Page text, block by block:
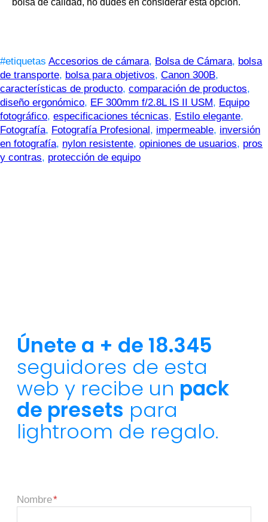
bolsa de calidad, no dudes en considerar esta opción.
#etiquetas Accesorios de cámara, Bolsa de Cámara, bolsa
de transporte, bolsa para objetivos, Canon 300B,
características de producto, comparación de productos,
diseño ergonómico, EF 300mm f/2.8L IS II USM, Equipo
fotográfico, especificaciones técnicas, Estilo elegante,
Fotografía, Fotografía Profesional , impermeable, inversión
en fotografía, nylon resistente, opiniones de usuarios, pros
y contras, protección de equipo
Únete a + de 18.345
seguidores de esta
web y recibe un pack
de presets para
lightroom de regalo.
Nombre